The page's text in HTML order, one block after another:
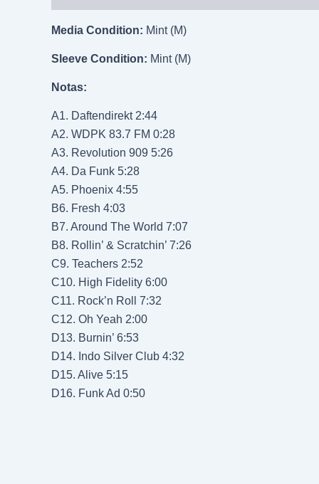
Media Condition: Mint (M)
Sleeve Condition: Mint (M)
Notas:
A1. Daftendirekt 2:44
A2. WDPK 83.7 FM 0:28
A3. Revolution 909 5:26
A4. Da Funk 5:28
A5. Phoenix 4:55
B6. Fresh 4:03
B7. Around The World 7:07
B8. Rollin’ & Scratchin’ 7:26
C9. Teachers 2:52
C10. High Fidelity 6:00
C11. Rock’n Roll 7:32
C12. Oh Yeah 2:00
D13. Burnin’ 6:53
D14. Indo Silver Club 4:32
D15. Alive 5:15
D16. Funk Ad 0:50